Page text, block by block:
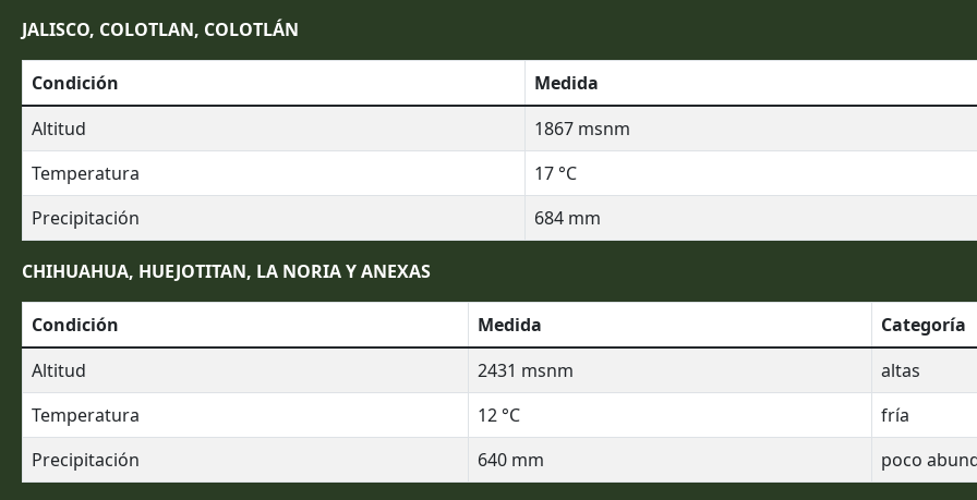
JALISCO, COLOTLAN, COLOTLÁN
Condición Medida
Altitud
1867 msnm
Temperatura
17 °C
Precipitación
684 mm
CHIHUAHUA, HUEJOTITAN, LA NORIA Y ANEXAS
Condición Medida
Categoría
Altitud
2431 msnm
altas
Temperatura
12 °C
fría
Precipitación
640 mm poco